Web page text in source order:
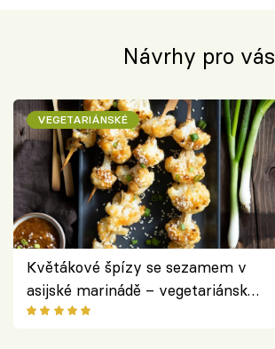
Návrhy pro vás
VEGETARIÁNSKÉ
Květákové špízy se sezamem v
asijské marinádě – vegetariánská
chuťovka z grilu